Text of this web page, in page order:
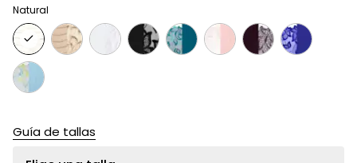
Natural
Guía de tallas